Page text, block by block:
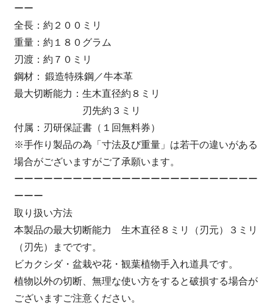
ーー
全長：約２００ミリ
重量：約１８０グラム
刃渡：約７０ミリ
鋼材： 鍛造特殊鋼／牛本革
最大切断能力：生木直径約８ミリ
刃先約３ミリ
付属：刃研保証書（１回無料券）
※手作り製品の為「寸法及び重量」は若干の違いがある
場合がございますがご了承願います。
ーーーーーーーーーーーーーーーーーーーーーーーーー
ーーー
取り扱い方法
本製品の最大切断能力 生木直径８ミリ（刃元）３ミリ
（刃先）までです。
ビカクシダ・盆栽や花・観葉植物手入れ道具です。
植物以外の切断、無理な使い方をすると破損する場合が
ございますご注意ください。